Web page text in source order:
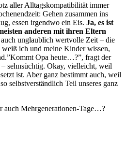
aller Alltagskompatibilität immer
Gehen zusammen ins
essen irgendwo ein Eis. Ja, es ist
anderen mit ihren Eltern
auch unglaublich wertvolle Zeit – die
ich und meine Kinder wissen,
Opa heute…?”, fragt der
sehnsüchtig. Okay, vielleicht, weil
ist. Aber ganz bestimmt auch, weil
selbstverständlich Teil unseres ganz
auch Mehrgenerationen-Tage…?